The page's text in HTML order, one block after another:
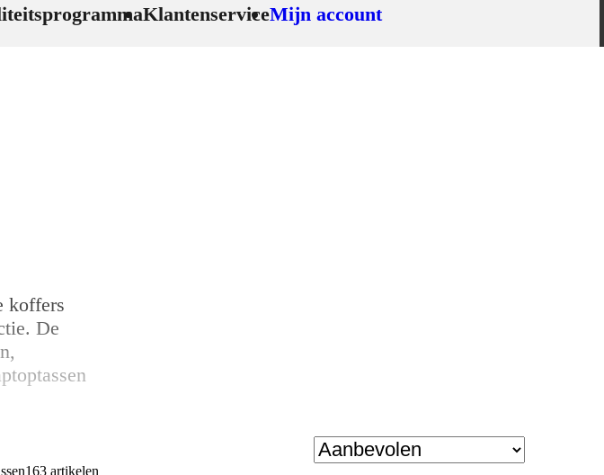
KlantenserviceMijn account
koffers
De
163 artikelen